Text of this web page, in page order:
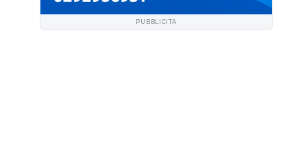
PUBBLICITÀ